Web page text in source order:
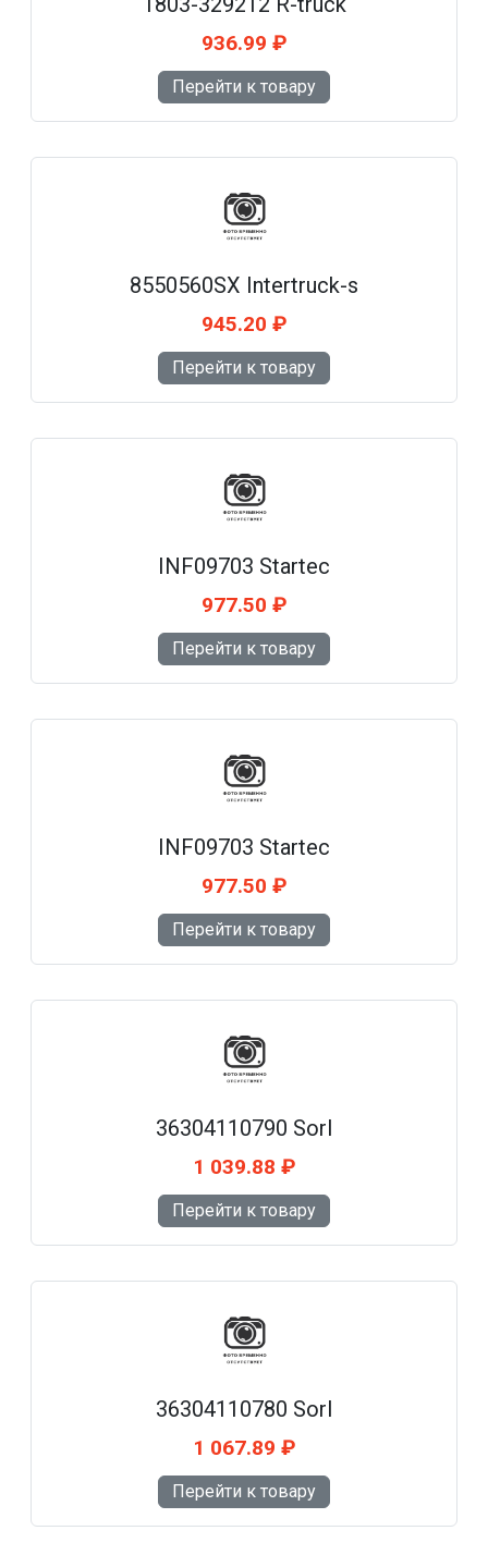
936.99 ₽
Перейти к товару
8550560SX Intertruck-s
945.20 ₽
Перейти к товару
INF09703 Startec
977.50 ₽
Перейти к товару
INF09703 Startec
977.50 ₽
Перейти к товару
36304110790 Sorl
1 039.88 ₽
Перейти к товару
36304110780 Sorl
1 067.89 ₽
Перейти к товару